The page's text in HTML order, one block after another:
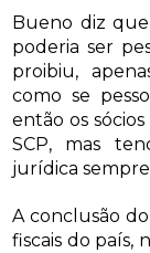
Bueno diz
poderia ser
proibiu,
como se
então os
SCP, mas
jurídica
A conclusão
fiscais do país,